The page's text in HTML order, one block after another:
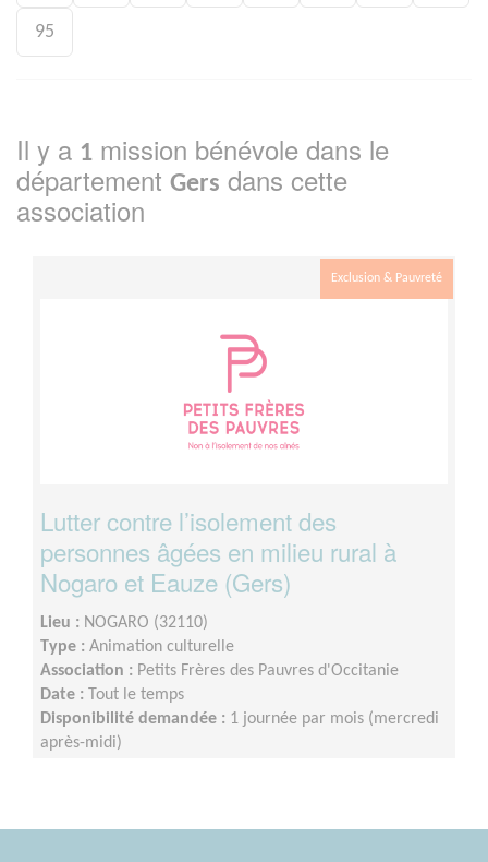
95
Il y a 1 mission bénévole dans le
département Gers dans cette
association
Exclusion & Pauvreté
Lutter contre l’isolement des
personnes âgées en milieu rural à
Nogaro et Eauze (Gers)
Lieu : NOGARO (32110)
Type : Animation culturelle
Association : Petits Frères des Pauvres d'Occitanie
Date : Tout le temps
Disponibilité demandée : 1 journée par mois (mercredi
après-midi)